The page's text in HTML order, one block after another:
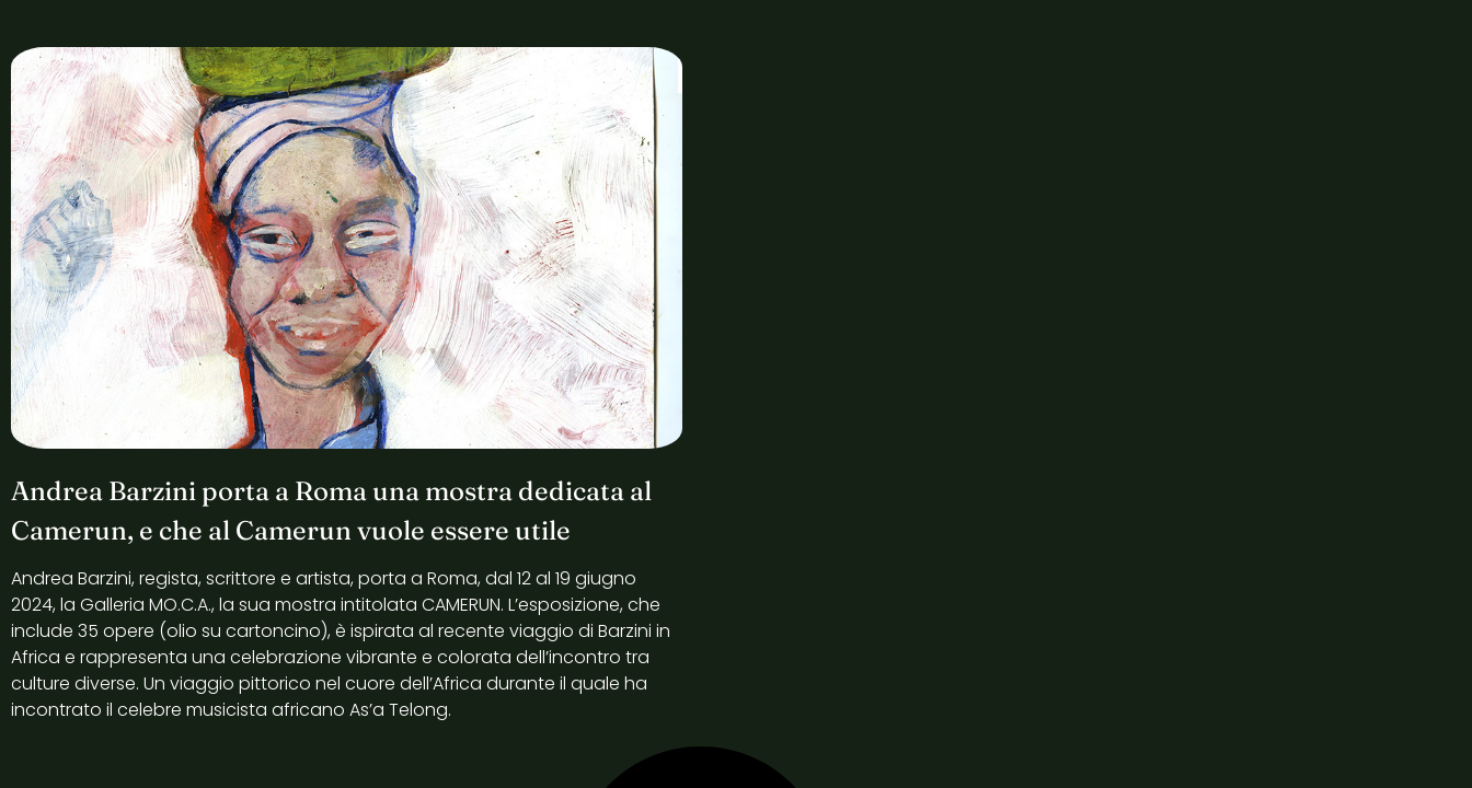
Andrea Barzini porta a Roma una mostra dedicata al
Camerun, e che al Camerun vuole essere utile
Andrea Barzini, regista, scrittore e artista, porta a Roma, dal 12 al 19 giugno
2024, la Galleria MO.C.A., la sua mostra intitolata CAMERUN. L’esposizione, che
include 35 opere (olio su cartoncino), è ispirata al recente viaggio di Barzini in
Africa e rappresenta una celebrazione vibrante e colorata dell’incontro tra
culture diverse. Un viaggio pittorico nel cuore dell’Africa durante il quale ha
incontrato il celebre musicista africano As’a Telong.